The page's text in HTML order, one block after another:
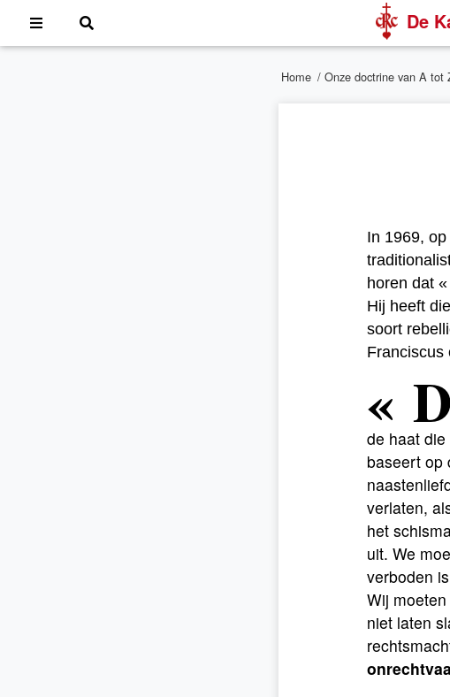
De
Home / Onze doctrine van A tot
In 1969,
horen dat
Hij heeft
soort
Franciscus
« D
de haat
baseert op
verlaten,
het
uit. We
verboden
Wij
niet laten